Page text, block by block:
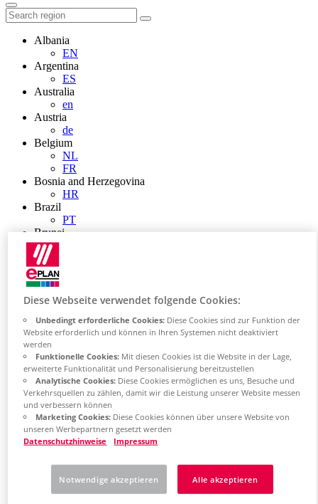
Albania
EN
Argentina
ES
Australia
en
Austria
de
Belgium
NL
FR
Bosnia and Herzegovina
HR
Brazil
PT
Brunei
Bulgaria
Canada
en
Chile
ES
China
ZH
EN
China Taiwan
EN
Colombia
ES
Croatia
Czech Republic
CZ
Diese Webseite verwendet folgende Cookies:
Unbedingt erforderliche Cookies:Diese Cookies sind zur Funktion der
Website erforderlich und können in Ihren Systemen nicht deaktiviert
werden
Funktionelle Cookies:Mit diesen Cookies ist die Website in der Lage,
erweiterte Funktionalität und Personalisierung bereitzustellen
Analytische Cookies:Diese Cookies ermöglichen es uns, Besuche und
Verkehrsquellen zu zählen, damit wir die Leistung unserer Website messen
und verbessern können
Marketing Cookies:Diese Cookies können über unsere Website von
unseren Werbepartnern gesetzt werden
Datenschutzhinweise
Impressum
Notwendige akzeptieren Alle akzeptieren